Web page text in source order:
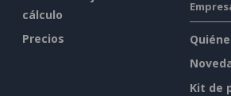
cálculo
Precios
Kit de